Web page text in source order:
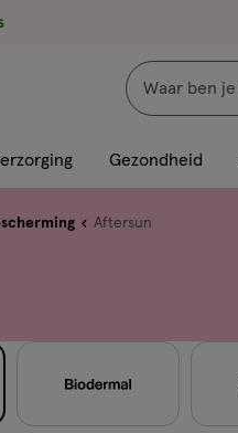
Zoeken
met
dit
geavanceerde
zoekopties
Gezondheid
Aftersun